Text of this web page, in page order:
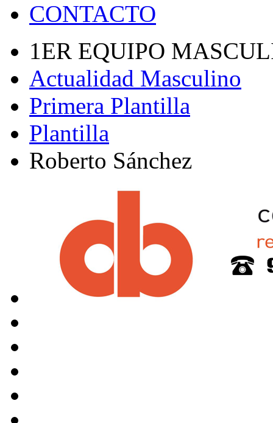
CONTACTO
1ER EQUIPO
Actualidad Masculino
Primera Plantilla
Plantilla
Roberto Sánchez